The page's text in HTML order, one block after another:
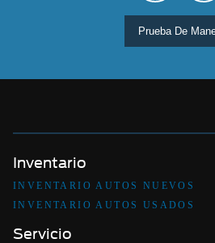
Prueba De
Inventario
INVENTARIO AUTOS NUEVOS
INVENTARIO AUTOS USADOS
Servicio